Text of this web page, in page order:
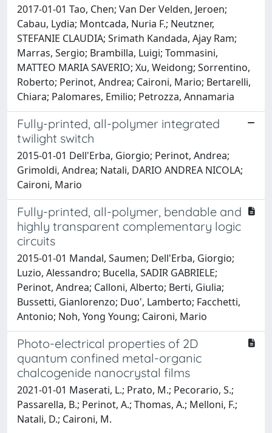
2017-01-01 Tao, Chen; Van Der Velden, Jeroen;
Cabau, Lydia; Montcada, Nuria F.; Neutzner,
STEFANIE CLAUDIA; Srimath Kandada, Ajay Ram;
Marras, Sergio; Brambilla, Luigi; Tommasini,
MATTEO MARIA SAVERIO; Xu, Weidong; Sorrentino,
Roberto; Perinot, Andrea; Caironi, Mario; Bertarelli,
Chiara; Palomares, Emilio; Petrozza, Annamaria
Fully-printed, all-polymer integrated
twilight switch
2015-01-01 Dell'Erba, Giorgio; Perinot, Andrea;
Grimoldi, Andrea; Natali, DARIO ANDREA NICOLA;
Caironi, Mario
Fully-printed, all-polymer, bendable and
highly transparent complementary logic
circuits
2015-01-01 Mandal, Saumen; Dell'Erba, Giorgio;
Luzio, Alessandro; Bucella, SADIR GABRIELE;
Perinot, Andrea; Calloni, Alberto; Berti, Giulia;
Bussetti, Gianlorenzo; Duo', Lamberto; Facchetti,
Antonio; Noh, Yong Young; Caironi, Mario
Photo-electrical properties of 2D
quantum confined metal-organic
chalcogenide nanocrystal films
2021-01-01 Maserati, L.; Prato, M.; Pecorario, S.;
Passarella, B.; Perinot, A.; Thomas, A.; Melloni, F.;
Natali, D.; Caironi, M.